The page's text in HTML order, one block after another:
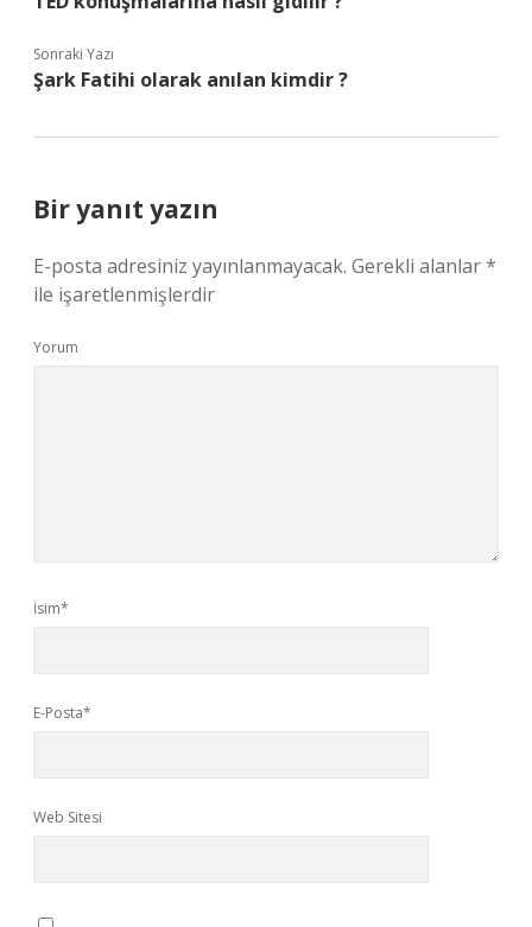
Sonraki Yazı
Şark Fatihi olarak anılan kimdir ?
Bir yanıt yazın
E-posta adresiniz yayınlanmayacak. Gerekli alanlar*
ile işaretlenmişlerdir
Yorum
İsim*
E-Posta*
Web Sitesi